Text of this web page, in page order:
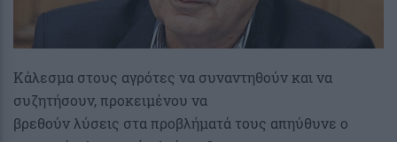
Κάλεσμα στους αγρότες να συναντηθούν και να
συζητήσουν, προκειμένου να
βρεθούν λύσεις στα προβλήματά τους απηύθυνε ο